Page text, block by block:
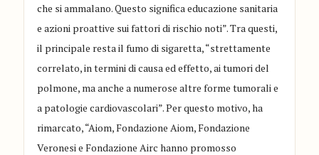
che si ammalano. Questo significa educazione sanitaria
e azioni proattive sui fattori di rischio noti”. Tra questi,
il principale resta il fumo di sigaretta, “strettamente
correlato, in termini di causa ed effetto, ai tumori del
polmone, ma anche a numerose altre forme tumorali e
a patologie cardiovascolari”. Per questo motivo, ha
rimarcato, “Aiom, Fondazione Aiom, Fondazione
Veronesi e Fondazione Airc hanno promosso